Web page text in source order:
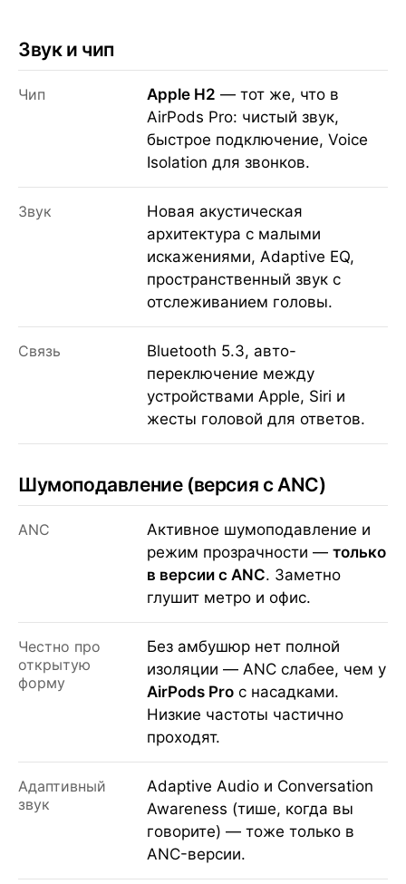
Звук и чип
Чип Apple H2 — тот же, что в
AirPods Pro: чистый звук,
быстрое подключение, Voice
Isolation для звонков.
Звук
Новая акустическая
архитектура с малыми
искажениями, Adaptive EQ,
пространственный звук с
отслеживанием головы.
Связь
Bluetooth 5.3, авто-
переключение между
устройствами Apple, Siri и
жесты головой для ответов.
Шумоподавление (версия с ANC)
ANC
Активное шумоподавление и
режим прозрачности — только
в версии с ANC. Заметно
глушит метро и офис.
Честно про
открытую
форму
Без амбушюр нет полной
изоляции — ANC слабее, чем у
AirPods Pro с насадками.
Низкие частоты частично
проходят.
Адаптивный
звук
Adaptive Audio и Conversation
Awareness (тише, когда вы
говорите) — тоже только в
ANC-версии.